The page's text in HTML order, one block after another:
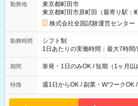
例】 ・河合塾模擬試験 8:30～
×8時間＝日収10,400円＋交通費 ※
円の場合あり ・国家試験 7:00～
円（役割手当＋100円）×6時間＝日収
間】試用期間なし
勤務地
東京都町田市
東京都町田市原町田（最寄り駅：
株式会社全国試験運営センター
勤務時間
シフト制
1日あたりの実働時間：最大7時
間は 試験により異なります。
期間 単発・1日のみOK / 短期（1ヶ月以
特徴 週1日からOK / 副業・WワークOK